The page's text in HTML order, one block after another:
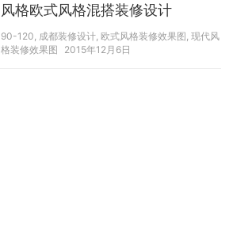
风格欧式风格混搭装修设计
90-120 成都装修设计 欧式风格装修效果图 现代风
格装修效果图
2015年12月6日